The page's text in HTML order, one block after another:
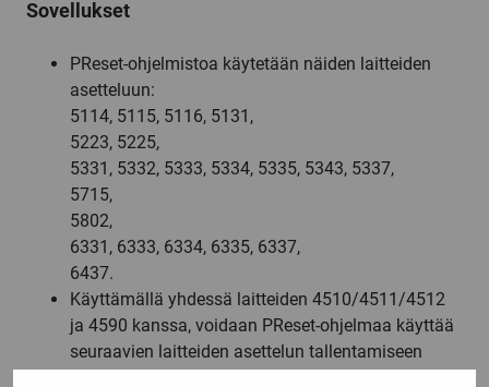
Sovellukset
PReset-ohjelmistoa käytetään näiden laitteiden
asetteluun:
5114, 5115, 5116, 5131,
5223, 5225,
5331, 5332, 5333, 5334, 5335, 5343, 5337,
5715,
5802,
6331, 6333, 6334, 6335, 6337,
6437.
Käyttämällä yhdessä laitteiden 4510/4511/4512
ja 4590 kanssa, voidaan PReset-ohjelmaa käyttää
seuraavien laitteiden asettelun tallentamiseen